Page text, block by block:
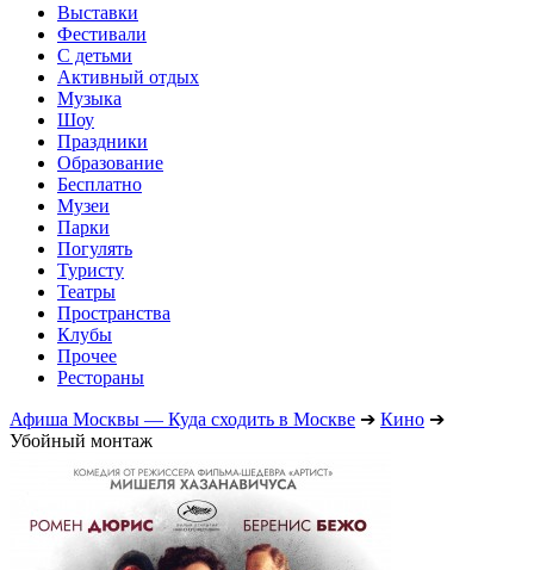
Выставки
Фестивали
С детьми
Активный отдых
Музыка
Шоу
Праздники
Образование
Бесплатно
Музеи
Парки
Погулять
Туристу
Театры
Пространства
Клубы
Прочее
Рестораны
Афиша Москвы — Куда сходить в Москве ➔ Кино ➔
Убойный монтаж